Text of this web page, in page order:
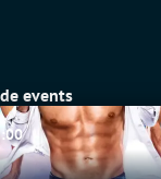
events